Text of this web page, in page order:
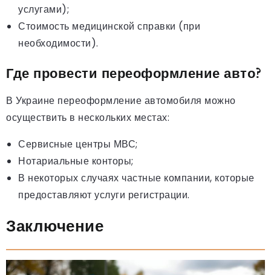
услугами);
Стоимость медицинской справки (при
необходимости).
Где провести переоформление авто?
В Украине переоформление автомобиля можно
осуществить в нескольких местах:
Сервисные центры МВС;
Нотариальные конторы;
В некоторых случаях частные компании, которые
предоставляют услуги регистрации.
Заключение